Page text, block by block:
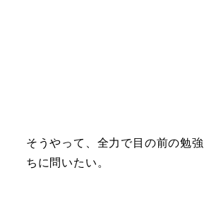
そうやって、全力で目の前の勉
ちに問いたい。